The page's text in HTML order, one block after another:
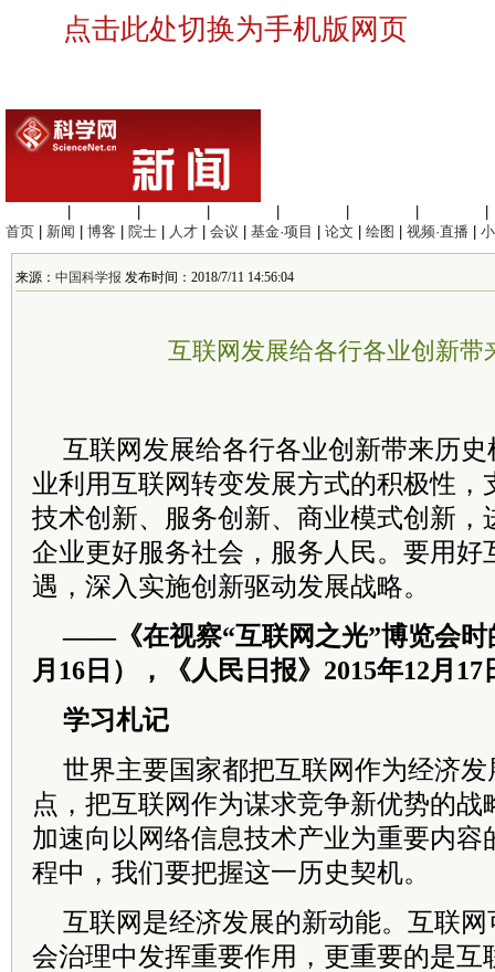
点击此处切换为手机版网页
首页
新闻 博客 院士 人才 会议 基金·项目 论文 绘图 视频·直播
来源： 中国科学报 发布时间：2018/7/11 14:56:04
互联网发展给各行各业创新带
互联网发展给各行各业创新带来历
业利用互联网转变发展方式的积极性，
技术创新、服务创新、商业模式创新，
企业更好服务社会，服务人民。要用好
遇，深入实施创新驱动发展战略。
——《在视察“互联网之光”博览会时
月16日），《人民日报》2015年12月17
学习札记
世界主要国家都把互联网作为经济
点，把互联网作为谋求竞争新优势的战
加速向以网络信息技术产业为重要内容
程中，我们要把握这一历史契机。
互联网是经济发展的新动能。互联
会治理中发挥重要作用，更重要的是互